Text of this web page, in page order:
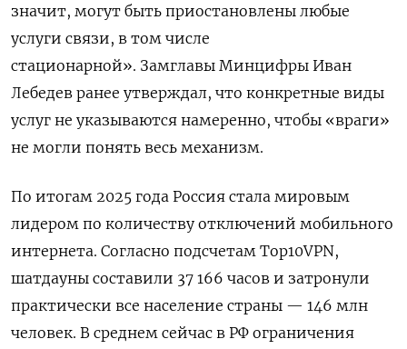
значит, могут быть приостановлены любые
услуги связи, в том числе
стационарной». Замглавы Минцифры Иван
Лебедев ранее утверждал, что конкретные виды
услуг не указываются намеренно, чтобы «враги»
не могли понять весь механизм.
По итогам 2025 года Россия стала мировым
лидером по количеству отключений мобильного
интернета. Согласно подсчетам Top10VPN,
шатдауны составили 37 166 часов и затронули
практически все население страны — 146 млн
человек. В среднем сейчас в РФ ограничения